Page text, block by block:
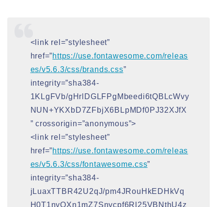
<link rel=”stylesheet”
href=”https://use.fontawesome.com/releas
es/v5.6.3/css/brands.css”
integrity=”sha384-
1KLgFVb/gHrlDGLFPgMbeedi6tQBLcWvy
NUN+YKXbD7ZFbjX6BLpMDf0PJ32XJfX
” crossorigin=”anonymous”>
<link rel=”stylesheet”
href=”https://use.fontawesome.com/releas
es/v5.6.3/css/fontawesome.css”
integrity=”sha384-
jLuaxTTBR42U2qJ/pm4JRouHkEDHkVq
H0T1nyQXn1mZ7Snycpf6Rl25VBNthU4z